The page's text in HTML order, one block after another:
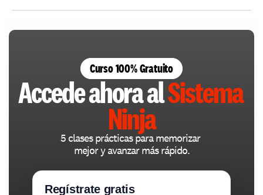
Curso 100% Gratuito
Accede ahora al Sistema
Ninja
5 clases prácticas para memorizar
mejor y avanzar más rápido.
Regístrate gratis